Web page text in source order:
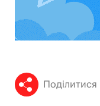
Поділитися